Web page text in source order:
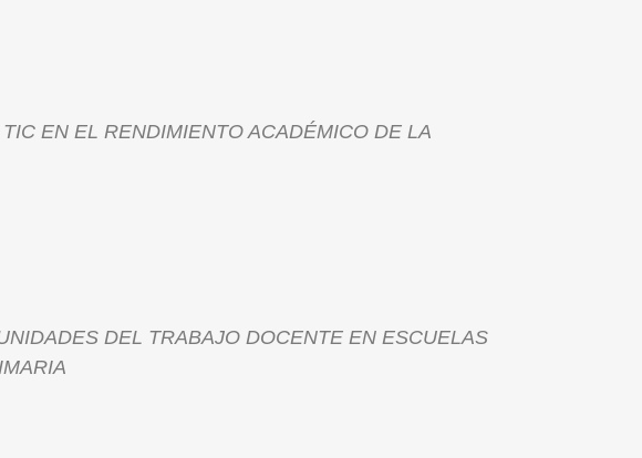
EN EL RENDIMIENTO ACADÉMICO DE LA
DEL TRABAJO DOCENTE EN ESCUELAS